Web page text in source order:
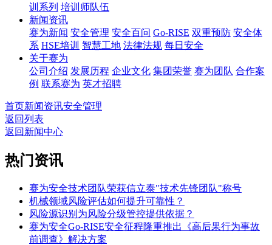
训系列 培训师队伍
新闻资讯
赛为新闻 安全管理 安全百问 Go-RISE 双重预防 安全体
系 HSE培训 智慧工地 法律法规 每日安全
关于赛为
公司介绍 发展历程 企业文化 集团荣誉 赛为团队 合作案
例 联系赛为 英才招聘
首页新闻资讯安全管理
返回列表
返回新闻中心
热门资讯
赛为安全技术团队荣获信立泰"技术先锋团队"称号
机械领域风险评估如何提升可靠性？
风险源识别为风险分级管控提供依据？
赛为安全Go-RISE安全征程隆重推出《高后果行为事故
前调查》解决方案